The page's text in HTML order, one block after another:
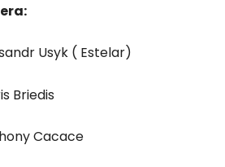
Usyk ( Estelar)
Briedis
Cacace